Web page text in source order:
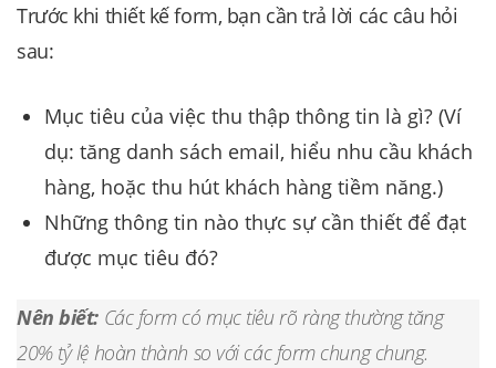
Trước khi thiết kế form, bạn cần trả lời các câu hỏi
sau:
Mục tiêu của việc thu thập thông tin là gì? (Ví
dụ: tăng danh sách email, hiểu nhu cầu khách
hàng, hoặc thu hút khách hàng tiềm năng.)
Những thông tin nào thực sự cần thiết để đạt
được mục tiêu đó?
Nên biết:Các form có mục tiêu rõ ràng thường tăng
20% tỷ lệ hoàn thành so với các form chung chung.